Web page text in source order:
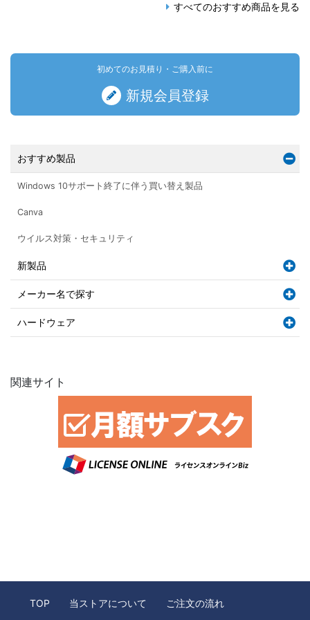
すべてのおすすめ商品を見る
初めてのお見積り・ご購入前に
新規会員登録
おすすめ製品
Windows 10サポート終了に伴う買い替え製品
Canva
ウイルス対策・セキュリティ
新製品
メーカー名で探す
ハードウェア
関連サイト
TOP 当ストアについて ご注文の流れ